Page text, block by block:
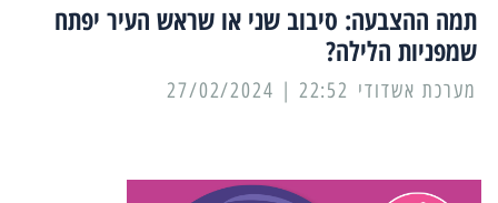
תמה ההצבעה: סיבוב שני או שראש העיר יפתח
שמפניות הלילה?
מערכת אשדודי 22:52 | 27/02/2024